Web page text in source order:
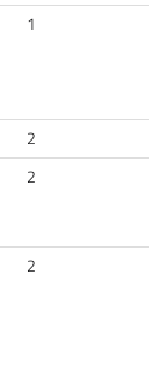
1
2
2
2